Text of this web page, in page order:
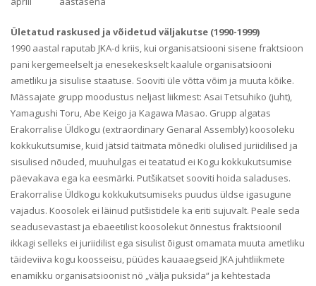
Ületatud raskused ja võidetud väljakutse (1990-1999)
1990 aastal raputab JKA-d kriis, kui organisatsiooni sisene fraktsioon
pani kergemeelselt ja enesekeskselt kaalule organisatsiooni
ametliku ja sisulise staatuse. Sooviti üle võtta võim ja muuta kõike.
Mässajate grupp moodustus neljast liikmest: Asai Tetsuhiko (juht),
Yamagushi Toru, Abe Keigo ja Kagawa Masao. Grupp algatas
Erakorralise Üldkogu (extraordinary Genaral Assembly) koosoleku
kokkukutsumise, kuid jätsid täitmata mõnedki olulised juriidilised ja
sisulised nõuded, muuhulgas ei teatatud ei Kogu kokkukutsumise
päevakava ega ka eesmärki. Putšikatset sooviti hoida saladuses.
Erakorralise Üldkogu kokkukutsumiseks puudus üldse igasugune
vajadus. Koosolek ei läinud putšistidele ka eriti sujuvalt. Peale seda
seadusevastast ja ebaeetilist koosolekut õnnestus fraktsioonil
ikkagi selleks ei juriidilist ega sisulist õigust omamata muuta ametliku
täideviiva kogu koosseisu, püüdes kauaaegseid JKA juhtliikmete
enamikku organisatsioonist nö „välja puksida“ ja kehtestada